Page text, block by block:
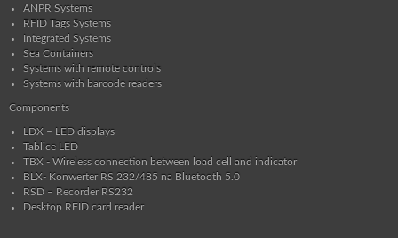
ANPR Systems
RFID Tags Systems
Integrated Systems
Sea Containers
Systems with remote controls
Systems with barcode readers
Components
LDX – LED displays
Tablice LED
TBX - Wireless connection between load cell and indicator
BLX- Konwerter RS 232/485 na Bluetooth 5.0
RSD – Recorder RS232
Desktop RFID card reader